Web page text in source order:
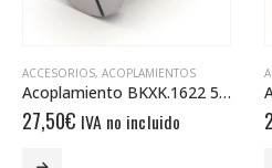
ACCESORIOS, ACOPLAMIENTOS
Acoplamiento BKXK.1622 5/5
27,50€ IVA no incluido